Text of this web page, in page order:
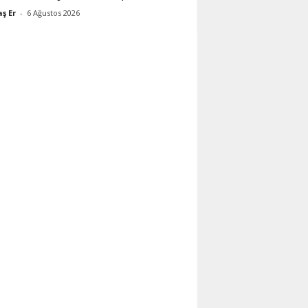
Er - 6 Ağustos 2026